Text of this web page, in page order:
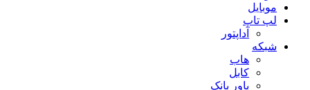
موبایل
لپ تاپ
آداپتور
شبکه
هاب
کابل
پاور بانک